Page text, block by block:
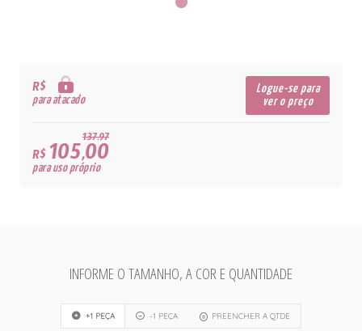
R$
para atacado
Logue-se para
ver o preço
137,97
R$105,00
para uso próprio
INFORME O TAMANHO, A COR E QUANTIDADE
+1 PEÇA -1 PEÇA PREENCHER A QTDE